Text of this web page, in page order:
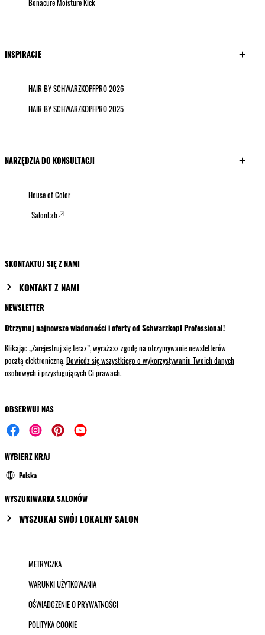
Bonacure Moisture Kick
INSPIRACJE
HAIR BY SCHWARZKOPFPRO 2026
HAIR BY SCHWARZKOPFPRO 2025
NARZĘDZIA DO KONSULTACJI
House of Color
SalonLab
SKONTAKTUJ SIĘ Z NAMI
KONTAKT Z NAMI
NEWSLETTER
Otrzymuj najnowsze wiadomości i oferty od Schwarzkopf Professional!
Klikając „Zarejestruj się teraz”, wyrażasz zgodę na otrzymywanie newsletterów
pocztą elektroniczną.Dowiedz się wszystkiego o wykorzystywaniu Twoich danych
osobowych i przysługujących Ci prawach.
OBSERWUJ NAS
WYBIERZ KRAJ
Polska
WYSZUKIWARKA SALONÓW
WYSZUKAJ SWÓJ LOKALNY SALON
METRYCZKA
WARUNKI UŻYTKOWANIA
OŚWIADCZENIE O PRYWATNOŚCI
POLITYKA COOKIE